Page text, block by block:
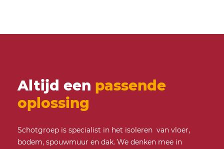
Altijd een passende
oplossing
Schotgroep is specialist in het isoleren van vloer,
bodem, spouwmuur en dak. We denken mee in